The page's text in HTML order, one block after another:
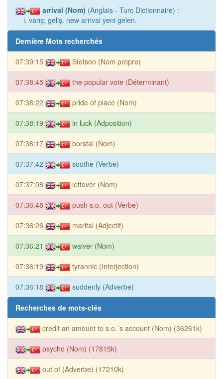
arrival (Nom) (Anglais - Turc Dictionnaire) :
i. varış; geliş. new arrival yeni gelen.
Dernière Mots recherchés
07:39:15 Stetson (Nom propre)
07:38:45 the popular vote (Déterminant)
07:38:22 pride of place (Nom)
07:38:19 in luck (Adposition)
07:38:17 borstal (Nom)
07:37:42 soothe (Verbe)
07:37:08 leftover (Nom)
07:36:48 push s.o. out (Verbe)
07:36:26 marital (Adjectif)
07:36:21 waiver (Nom)
07:36:19 tyrannic (Interjection)
07:36:18 suddenly (Adverbe)
Recherches de mots-clés
credit an amount to s.o.´s account (Nom) (36261k)
psycho (Nom) (17815k)
out of (Adverbe) (17210k)